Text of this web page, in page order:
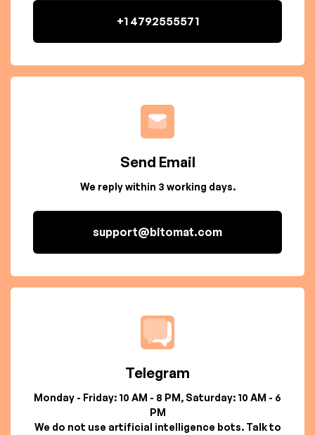
+1 4792555571
Send Email
We reply within 3 working days.
support@bitomat.com
Telegram
Monday - Friday: 10 AM - 8 PM, Saturday: 10 AM - 6
PM
We do not use artificial intelligence bots. Talk to